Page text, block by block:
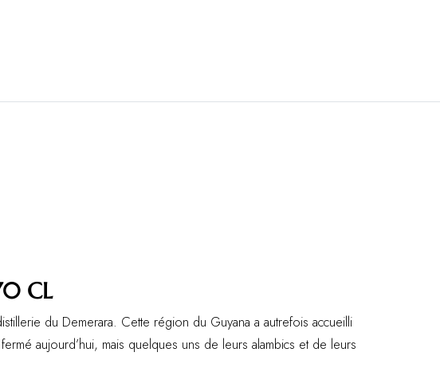
CL
du Demerara. Cette région du Guyana a autrefois accueilli
aujourd’hui, mais quelques uns de leurs alambics et de leurs